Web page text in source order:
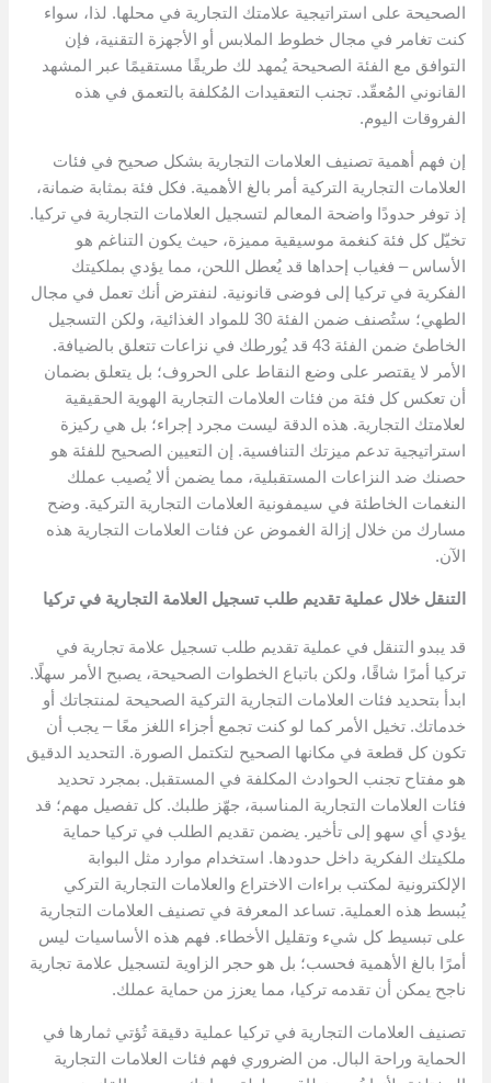
الصحيحة على استراتيجية علامتك التجارية في محلها. لذا، سواء
كنت تغامر في مجال خطوط الملابس أو الأجهزة التقنية، فإن
التوافق مع الفئة الصحيحة يُمهد لك طريقًا مستقيمًا عبر المشهد
القانوني المُعقّد. تجنب التعقيدات المُكلفة بالتعمق في هذه
الفروقات اليوم.
إن فهم أهمية تصنيف العلامات التجارية بشكل صحيح في فئات
العلامات التجارية التركية أمر بالغ الأهمية. فكل فئة بمثابة ضمانة،
إذ توفر حدودًا واضحة المعالم لتسجيل العلامات التجارية في تركيا.
تخيّل كل فئة كنغمة موسيقية مميزة، حيث يكون التناغم هو
الأساس – فغياب إحداها قد يُعطل اللحن، مما يؤدي بملكيتك
الفكرية في تركيا إلى فوضى قانونية. لنفترض أنك تعمل في مجال
الطهي؛ ستُصنف ضمن الفئة 30 للمواد الغذائية، ولكن التسجيل
الخاطئ ضمن الفئة 43 قد يُورطك في نزاعات تتعلق بالضيافة.
الأمر لا يقتصر على وضع النقاط على الحروف؛ بل يتعلق بضمان
أن تعكس كل فئة من فئات العلامات التجارية الهوية الحقيقية
لعلامتك التجارية. هذه الدقة ليست مجرد إجراء؛ بل هي ركيزة
استراتيجية تدعم ميزتك التنافسية. إن التعيين الصحيح للفئة هو
حصنك ضد النزاعات المستقبلية، مما يضمن ألا يُصيب عملك
النغمات الخاطئة في سيمفونية العلامات التجارية التركية. وضح
مسارك من خلال إزالة الغموض عن فئات العلامات التجارية هذه
الآن.
التنقل خلال عملية تقديم طلب تسجيل العلامة التجارية في تركيا
قد يبدو التنقل في عملية تقديم طلب تسجيل علامة تجارية في
تركيا أمرًا شاقًا، ولكن باتباع الخطوات الصحيحة، يصبح الأمر سهلًا.
ابدأ بتحديد فئات العلامات التجارية التركية الصحيحة لمنتجاتك أو
خدماتك. تخيل الأمر كما لو كنت تجمع أجزاء اللغز معًا – يجب أن
تكون كل قطعة في مكانها الصحيح لتكتمل الصورة. التحديد الدقيق
هو مفتاح تجنب الحوادث المكلفة في المستقبل. بمجرد تحديد
فئات العلامات التجارية المناسبة، جهّز طلبك. كل تفصيل مهم؛ قد
يؤدي أي سهو إلى تأخير. يضمن تقديم الطلب في تركيا حماية
ملكيتك الفكرية داخل حدودها. استخدام موارد مثل البوابة
الإلكترونية لمكتب براءات الاختراع والعلامات التجارية التركي
يُبسط هذه العملية. تساعد المعرفة في تصنيف العلامات التجارية
على تبسيط كل شيء وتقليل الأخطاء. فهم هذه الأساسيات ليس
أمرًا بالغ الأهمية فحسب؛ بل هو حجر الزاوية لتسجيل علامة تجارية
ناجح يمكن أن تقدمه تركيا، مما يعزز من حماية عملك.
تصنيف العلامات التجارية في تركيا عملية دقيقة تُؤتي ثمارها في
الحماية وراحة البال. من الضروري فهم فئات العلامات التجارية